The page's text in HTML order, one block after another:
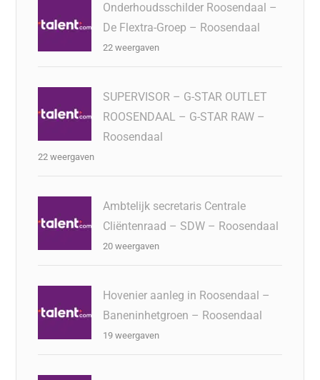
Onderhoudsschilder Roosendaal –
De Flextra-Groep – Roosendaal
22 weergaven
SUPERVISOR – G-STAR OUTLET
ROOSENDAAL – G-STAR RAW –
Roosendaal
22 weergaven
Ambtelijk secretaris Centrale
Cliëntenraad – SDW – Roosendaal
20 weergaven
Hovenier aanleg in Roosendaal –
Baneninhetgroen – Roosendaal
19 weergaven